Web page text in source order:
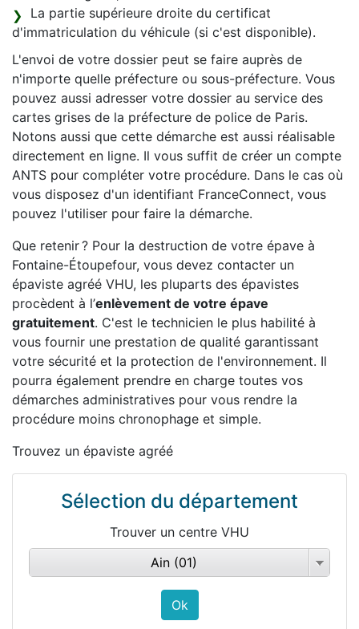
La partie supérieure droite du certificat
d'immatriculation du véhicule (si c'est disponible).
L'envoi de votre dossier peut se faire auprès de
n'importe quelle préfecture ou sous-préfecture. Vous
pouvez aussi adresser votre dossier au service des
cartes grises de la préfecture de police de Paris.
Notons aussi que cette démarche est aussi réalisable
directement en ligne. Il vous suffit de créer un compte
ANTS pour compléter votre procédure. Dans le cas où
vous disposez d'un identifiant FranceConnect, vous
pouvez l'utiliser pour faire la démarche.
Que retenir ? Pour la destruction de votre épave à
Fontaine-Étoupefour, vous devez contacter un
épaviste agréé VHU, les pluparts des épavistes
procèdent à l’enlèvement de votre épave
gratuitement. C'est le technicien le plus habilité à
vous fournir une prestation de qualité garantissant
votre sécurité et la protection de l'environnement. Il
pourra également prendre en charge toutes vos
démarches administratives pour vous rendre la
procédure moins chronophage et simple.
Trouvez un épaviste agréé
Sélection du département
Trouver un centre VHU
Ain (01)